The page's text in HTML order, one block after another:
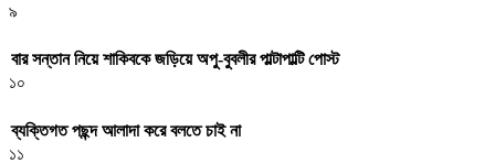
৯
বার সন্তান নিয়ে শাকিবকে জড়িয়ে অপু-বুবলীর পাল্টাপাল্টি পোস্ট
১০
ব্যক্তিগত পছন্দ আলাদা করে বলতে চাই না
১১